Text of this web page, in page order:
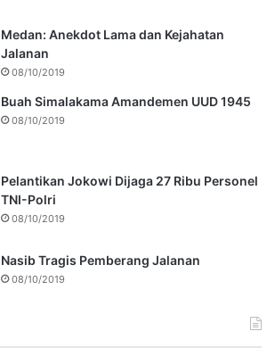
Medan: Anekdot Lama dan Kejahatan
Jalanan
08/10/2019
Buah Simalakama Amandemen UUD 1945
08/10/2019
Pelantikan Jokowi Dijaga 27 Ribu Personel
TNI-Polri
08/10/2019
Nasib Tragis Pemberang Jalanan
08/10/2019